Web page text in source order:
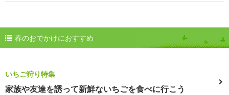
春のおでかけにおすすめ
いちご狩り特集
家族や友達を誘って新鮮ないちごを食べに行こう